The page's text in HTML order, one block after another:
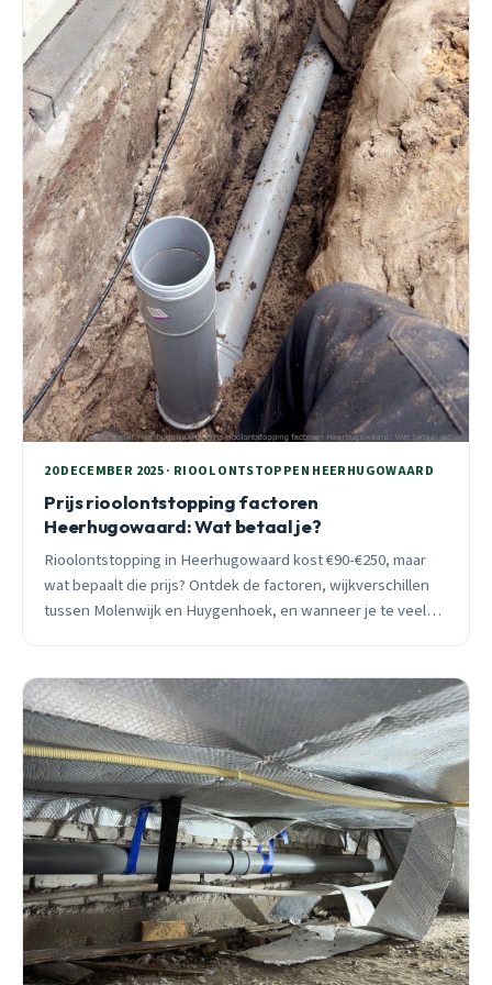
20 DECEMBER 2025 · RIOOL ONTSTOPPEN HEERHUGOWAARD
Prijs rioolontstopping factoren
Heerhugowaard: Wat betaal je?
Rioolontstopping in Heerhugowaard kost €90-€250, maar
wat bepaalt die prijs? Ontdek de factoren, wijkverschillen
tussen Molenwijk en Huygenhoek, en wanneer je te veel